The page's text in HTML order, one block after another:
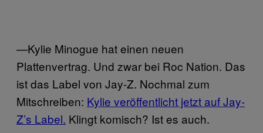
—Kylie Minogue hat einen neuen
Plattenvertrag. Und zwar bei Roc Nation. Das
ist das Label von Jay-Z. Nochmal zum
Mitschreiben: Kylie veröffentlicht jetzt auf Jay-
Z’s Label. Klingt komisch? Ist es auch.